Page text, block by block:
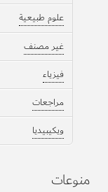
علوم طبيعية
غير مصنف
فيزياء
مراجعات
ويكيبيديا
منوعات